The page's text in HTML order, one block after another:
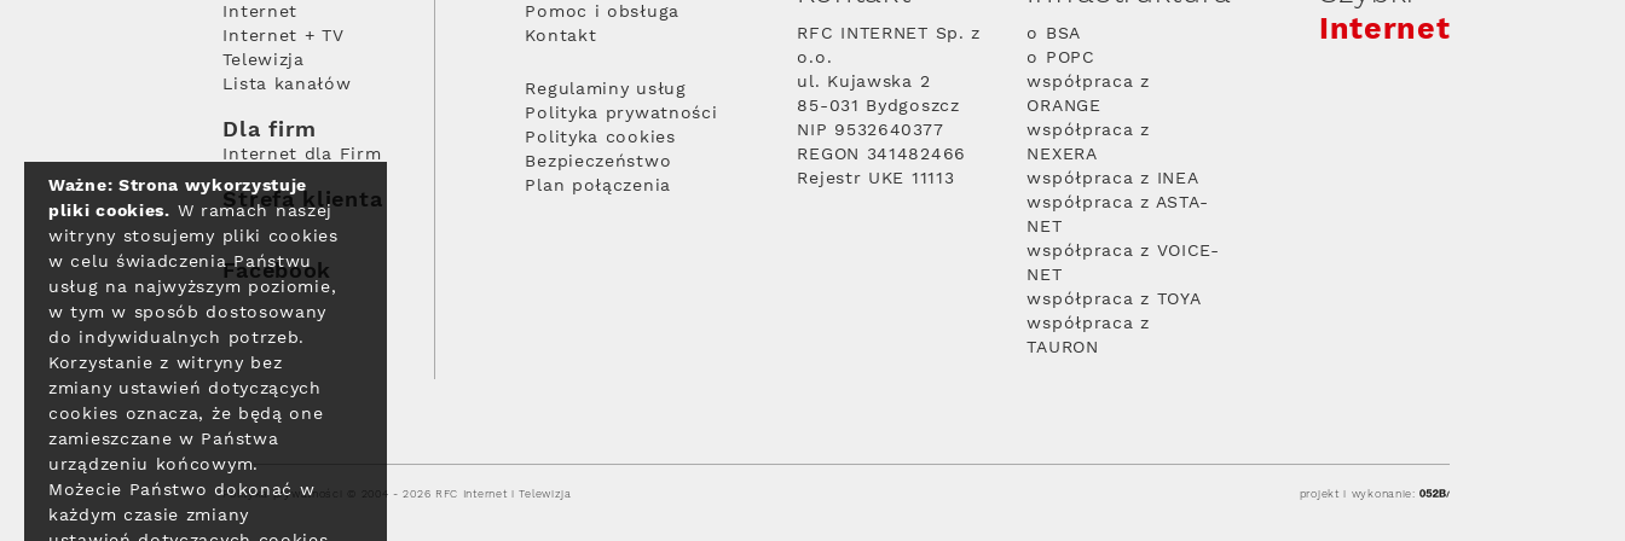
Internet
Internet + TV
Telewizja
Lista kanałów
Dla firm
Internet dla Firm
Strefa klienta
Facebook
Pomoc i obsługa
Kontakt
Regulaminy usług
Polityka prywatności
Polityka cookies
Bezpieczeństwo
Plan połączenia
RFC INTERNET Sp. z
o.o.
ul. Kujawska 2
85-031 Bydgoszcz
NIP 9532640377
REGON 341482466
Rejestr UKE 11113
o BSA
o POPC
współpraca z
ORANGE
współpraca z
NEXERA
współpraca z INEA
współpraca z ASTA-
NET
współpraca z VOICE-
NET
współpraca z TOYA
współpraca z
TAURON
Internet
Polityka prywatności © 2004 - 2026 RFC Internet i Telewizja projekt i wykonanie:
Ważne: Strona wykorzystuje
pliki cookies. W ramach naszej
witryny stosujemy pliki cookies
w celu świadczenia Państwu
usług na najwyższym poziomie,
w tym w sposób dostosowany
do indywidualnych potrzeb.
Korzystanie z witryny bez
zmiany ustawień dotyczących
cookies oznacza, że będą one
zamieszczane w Państwa
urządzeniu końcowym.
Możecie Państwo dokonać w
każdym czasie zmiany